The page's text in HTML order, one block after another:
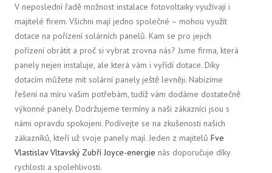
V neposlední řadě možnost instalace fotovoltaiky využívají i
majitelé firem. Všichni mají jedno společné – mohou využít
dotace na pořízení solárních panelů. Kam se pro jejich
pořízení obrátit a proč si vybrat zrovna nás? Jsme firma, která
panely nejen instaluje, ale která vám i vyřídí dotace. Díky
dotacím můžete mít solární panely ještě levněji. Nabízíme
řešení na míru vašim potřebám, tudíž vám dodáme dostatečně
výkonné panely. Dodržujeme termíny a naši zákazníci jsou s
námi opravdu spokojeni. Podívejte se na zkušenosti našich
zákazníků, kteří už svoje panely mají. Jeden z majitelů Fve
Vlastislav Vltavský Zubří Joyce-energie nás doporučuje díky
rychlosti a spolehlivosti.